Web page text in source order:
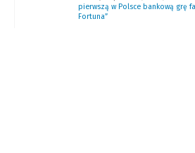
pierwszą w Polsce bankową grę
Fortuna”